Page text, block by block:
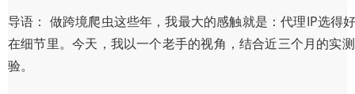
导语： 做跨境爬虫这些年，我最大的感触就是：代理IP选得
在细节里。今天，我以一个老手的视角，结合近三个月的实
验。